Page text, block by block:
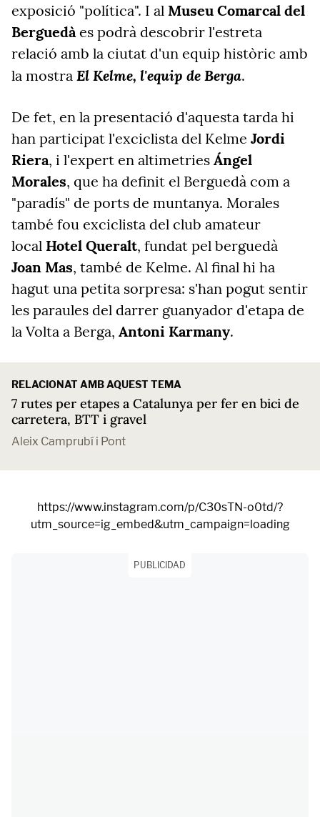
exposició "política". I al Museu Comarcal del
Berguedàes podrà descobrir l'estreta
relació amb la ciutat d'un equip històric amb
la mostra El Kelme, l'equip de Berga.
De fet, en la presentació d'aquesta tarda hi
han participat l'exciclista del Kelme Jordi
Riera, i l'expert en altimetries Ángel
Morales, que ha definit el Berguedà com a
"paradís" de ports de muntanya. Morales
també fou exciclista del club amateur
local Hotel Queralt, fundat pel berguedà
Joan Mas, també de Kelme. Al final hi ha
hagut una petita sorpresa: s'han pogut sentir
les paraules del darrer guanyador d'etapa de
la Volta a Berga, Antoni Karmany.
RELACIONAT AMB AQUEST TEMA
7 rutes per etapes a Catalunya per fer en bici de
carretera, BTT i gravel
Aleix Camprubí i Pont
https://www.instagram.com/p/C30sTN-o0td/?
utm_source=ig_embed&utm_campaign=loading
PUBLICIDAD